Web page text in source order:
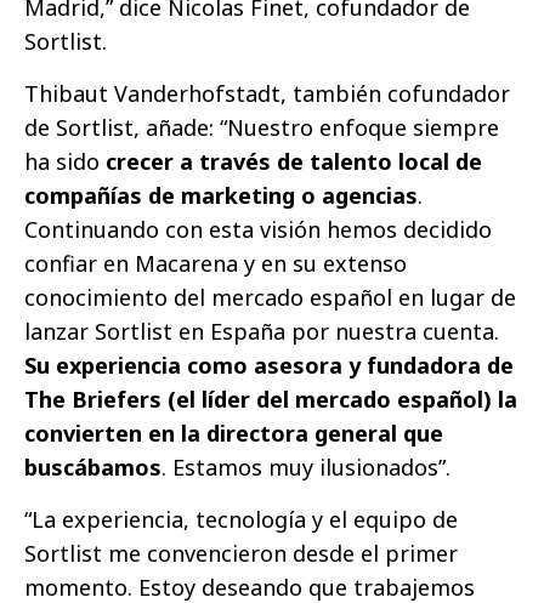
Madrid,” dice Nicolas Finet, cofundador de
Sortlist.
Thibaut Vanderhofstadt, también cofundador
de Sortlist, añade: “Nuestro enfoque siempre
ha sido crecer a través de talento local de
compañías de marketing o agencias.
Continuando con esta visión hemos decidido
confiar en Macarena y en su extenso
conocimiento del mercado español en lugar de
lanzar Sortlist en España por nuestra cuenta.
Su experiencia como asesora y fundadora de
The Briefers (el líder del mercado español) la
convierten en la directora general que
buscábamos. Estamos muy ilusionados”.
“La experiencia, tecnología y el equipo de
Sortlist me convencieron desde el primer
momento. Estoy deseando que trabajemos